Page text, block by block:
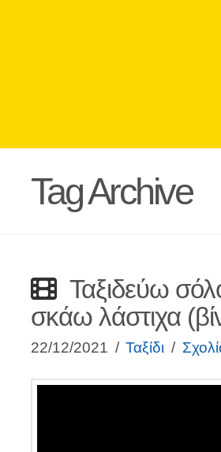
Tag Archive
Ταξιδεύω
σκάω λάστιχα
22/12/2021 Ταξίδι